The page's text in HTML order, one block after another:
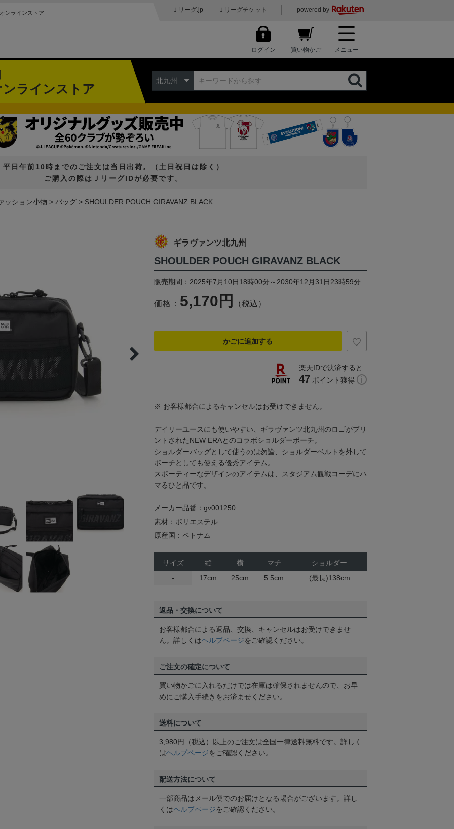
ンラインストア Ｊリーグ.jp Ｊリーグチケット powered by
ログイン 買い物かご メニュー
ラインストア
北九州
平日午前10時までのご注文は当日出荷。（土日祝日は除く）
ご購入の際はＪリーグIDが必要です。
ッション小物 バッグ SHOULDER POUCH GIRAVANZ BLACK
ギラヴァンツ北九州
SHOULDER POUCH GIRAVANZ BLACK
販売期間：2025年7月10日18時00分～2030年12月31日23時59分
価格： 5,170円 （税込）
かごに追加する
楽天IDで決済すると
47 ポイント獲得
※ お客様都合によるキャンセルはお受けできません。
デイリーユースにも使いやすい、ギラヴァンツ北九州のロゴがプリ
ントされたNEW ERAとのコラボショルダーポーチ。
ショルダーバッグとして使うのは勿論、ショルダーベルトを外して
ポーチとしても使える優秀アイテム。
スポーティーなデザインのアイテムは、スタジアム観戦コーデにハ
マるひと品です。
メーカー品番：gv001250
素材：ポリエステル
原産国：ベトナム
サイズ 縦 横 マチ
ショルダー
-
17cm 25cm 5.5cm (最長)138cm
返品・交換について
お客様都合による返品、交換、キャンセルはお受けできませ
ん。詳しくはヘルプページをご確認ください。
ご注文の確定について
買い物かごに入れるだけでは在庫は確保されませんので、お早
めにご購入手続きをお済ませください。
送料について
3,980円（税込）以上のご注文は全国一律送料無料です。詳しく
はヘルプページをご確認ください。
配送方法について
一部商品はメール便でのお届けとなる場合がございます。詳し
くはヘルプページをご確認ください。